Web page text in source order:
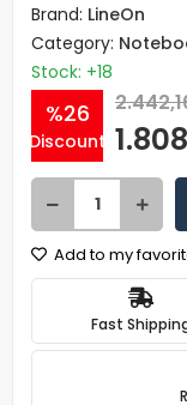
Brand: LineOn
Category:
Stock: +18
%26
Discount
Add to my
Fast